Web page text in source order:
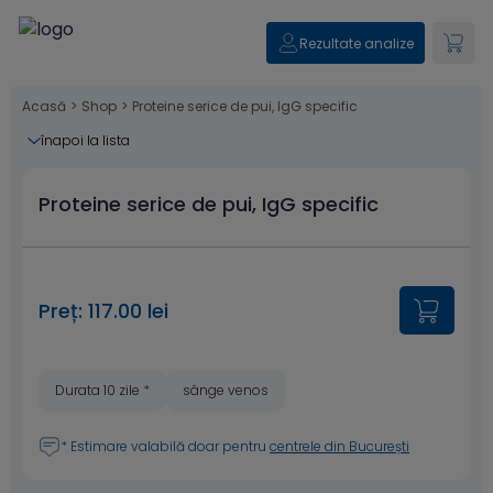
Rezultate analize
Acasă > Shop > Proteine serice de pui, IgG specific
înapoi la lista
Proteine serice de pui, IgG specific
Preț: 117.00 lei
Durata 10 zile * sânge venos
* Estimare valabilă doar pentru centrele din București